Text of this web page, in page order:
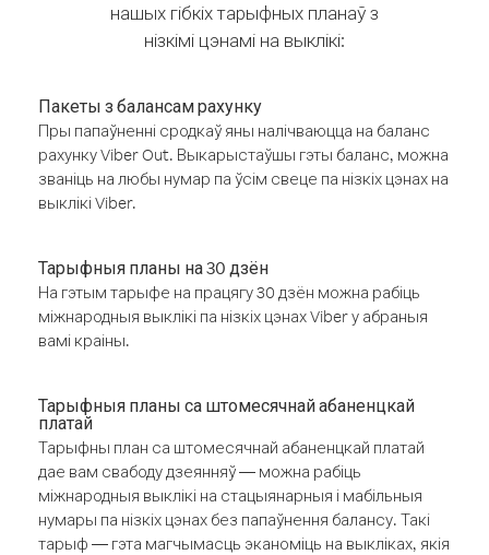
нашых гібкіх тарыфных планаў з
нізкімі цэнамі на выклікі:
Пакеты з балансам рахунку
Пры папаўненні сродкаў яны налічваюцца на баланс
рахунку Viber Out. Выкарыстаўшы гэты баланс, можна
званіць на любы нумар па ўсім свеце па нізкіх цэнах на
выклікі Viber.
Тарыфныя планы на 30 дзён
На гэтым тарыфе на працягу 30 дзён можна рабіць
міжнародныя выклікі па нізкіх цэнах Viber у абраныя
вамі краіны.
Тарыфныя планы са штомесячнай абаненцкай
платай
Тарыфны план са штомесячнай абаненцкай платай
дае вам свабоду дзеянняў — можна рабіць
міжнародныя выклікі на стацыянарныя і мабільныя
нумары па нізкіх цэнах без папаўнення балансу. Такі
тарыф — гэта магчымасць эканоміць на выкліках, якія